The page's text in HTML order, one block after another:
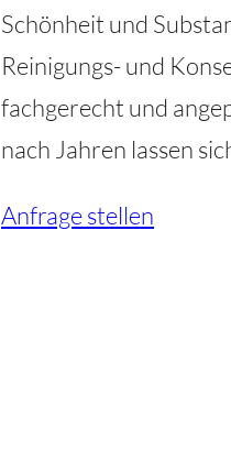
Schönheit und
Reinigungs- und
fachgerecht und
nach Jahren lassen
Anfrage stellen